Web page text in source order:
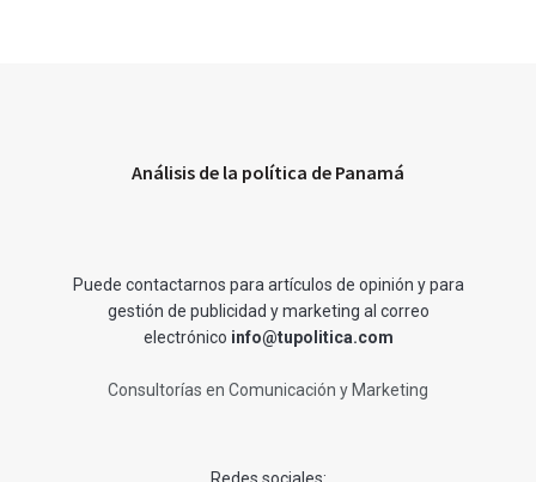
Análisis de la política de Panamá
Puede contactarnos para artículos de opinión y para
gestión de publicidad y marketing al correo
electrónico info@tupolitica.com
Consultorías en Comunicación y Marketing
Redes sociales: